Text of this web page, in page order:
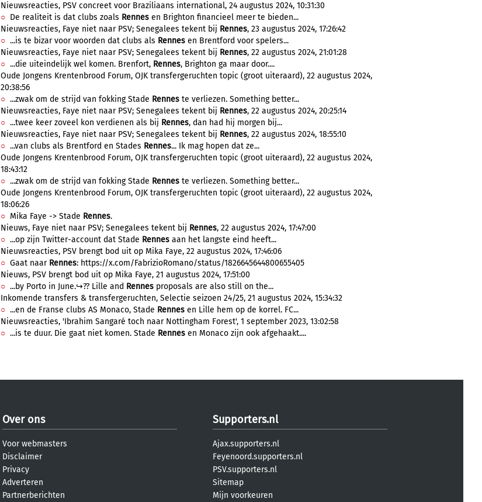
Nieuwsreacties, PSV concreet voor Braziliaans international, 24 augustus 2024, 10:31:30
De realiteit is dat clubs zoals Rennes en Brighton financieel meer te bieden...
Nieuwsreacties, Faye niet naar PSV; Senegalees tekent bij Rennes, 23 augustus 2024, 17:26:42
...is te bizar voor woorden dat clubs als Rennes en Brentford voor spelers...
Nieuwsreacties, Faye niet naar PSV; Senegalees tekent bij Rennes, 22 augustus 2024, 21:01:28
...die uiteindelijk wel komen. Brenfort, Rennes, Brighton ga maar door....
Oude Jongens Krentenbrood Forum, OJK transfergeruchten topic (groot uiteraard), 22 augustus 2024,
20:38:56
...zwak om de strijd van fokking Stade Rennes te verliezen. Something better...
Nieuwsreacties, Faye niet naar PSV; Senegalees tekent bij Rennes, 22 augustus 2024, 20:25:14
...twee keer zoveel kon verdienen als bij Rennes, dan had hij morgen bij...
Nieuwsreacties, Faye niet naar PSV; Senegalees tekent bij Rennes, 22 augustus 2024, 18:55:10
...van clubs als Brentford en Stades Rennes... Ik mag hopen dat ze...
Oude Jongens Krentenbrood Forum, OJK transfergeruchten topic (groot uiteraard), 22 augustus 2024,
18:43:12
...zwak om de strijd van fokking Stade Rennes te verliezen. Something better...
Oude Jongens Krentenbrood Forum, OJK transfergeruchten topic (groot uiteraard), 22 augustus 2024,
18:06:26
Mika Faye -> Stade Rennes.
Nieuws, Faye niet naar PSV; Senegalees tekent bij Rennes, 22 augustus 2024, 17:47:00
...op zijn Twitter-account dat Stade Rennes aan het langste eind heeft...
Nieuwsreacties, PSV brengt bod uit op Mika Faye, 22 augustus 2024, 17:46:06
Gaat naar Rennes: https://x.com/FabrizioRomano/status/1826645644800655405
Nieuws, PSV brengt bod uit op Mika Faye, 21 augustus 2024, 17:51:00
...by Porto in June.↪️?? Lille and Rennes proposals are also still on the...
Inkomende transfers & transfergeruchten, Selectie seizoen 24/25, 21 augustus 2024, 15:34:32
...en de Franse clubs AS Monaco, Stade Rennes en Lille hem op de korrel. FC...
Nieuwsreacties, 'Ibrahim Sangaré toch naar Nottingham Forest', 1 september 2023, 13:02:58
...is te duur. Die gaat niet komen. Stade Rennes en Monaco zijn ook afgehaakt....
Over ons
Voor webmasters
Disclaimer
Privacy
Adverteren
Partnerberichten
Supporters.nl
Ajax.supporters.nl
Feyenoord.supporters.nl
PSV.supporters.nl
Sitemap
Mijn voorkeuren